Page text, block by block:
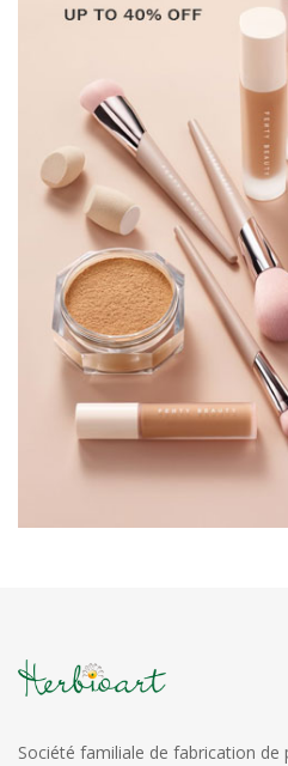
Société familiale de fabrication